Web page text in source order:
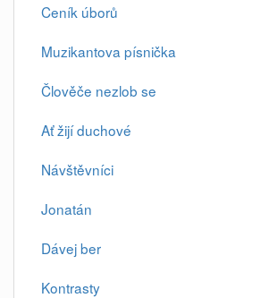
Ceník úborů
Muzikantova písnička
Člověče nezlob se
Ať žijí duchové
Návštěvníci
Jonatán
Dávej ber
Kontrasty